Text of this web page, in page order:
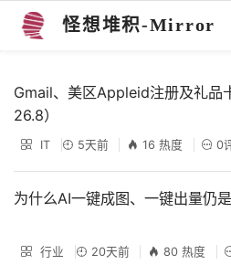
怪想堆积-Mirror
Gmail、美区Appleid注册及礼品
26.8）
IT 5天前 16 热度 0
为什么AI一键成图、一键出量仍是
行业 20天前 80 热度